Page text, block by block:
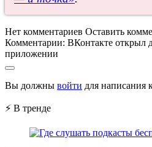
Нет комментариев Оставить
Комментарии: ВКонтакте открыл
приложении
Вы должны войти для написания
⚡ В тренде